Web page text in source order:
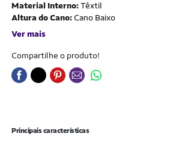
Material Interno:Têxtil
Altura do Cano: Cano Baixo
Ver mais
Compartilhe o produto!
Principais características